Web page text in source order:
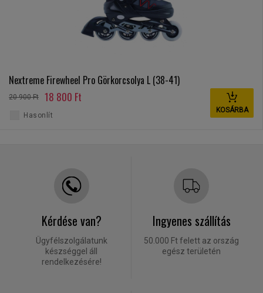
Nextreme Firewheel Pro Görkorcsolya L (38-41)
20 900 Ft 18 800 Ft
KOSÁRBA
Hasonlít
Kérdése van?
Ügyfélszolgálatunk
készséggel áll
rendelkezésére!
Ingyenes szállítás
50.000 Ft felett az ország
egész területén